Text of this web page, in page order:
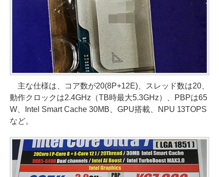
主な仕様は、コア数が20(8P+12E)、スレッド数は20、
動作クロックは2.4GHz（TB時最大5.3GHz）、PBPは65
W、Intel Smart Cache 30MB、GPU搭載、NPU 13TOPS
など。